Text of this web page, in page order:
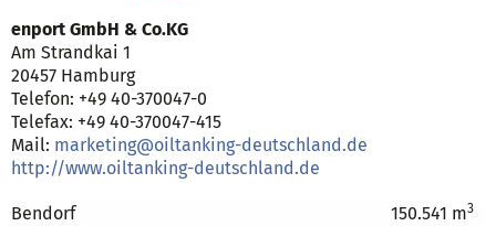
enport GmbH & Co.KG
Am Strandkai 1
20457 Hamburg
Telefon: +49 40-370047-0
Telefax: +49 40-370047-415
Mail: marketing@oiltanking-deutschland.de
http://www.oiltanking-deutschland.de
Bendorf 150.541 m3